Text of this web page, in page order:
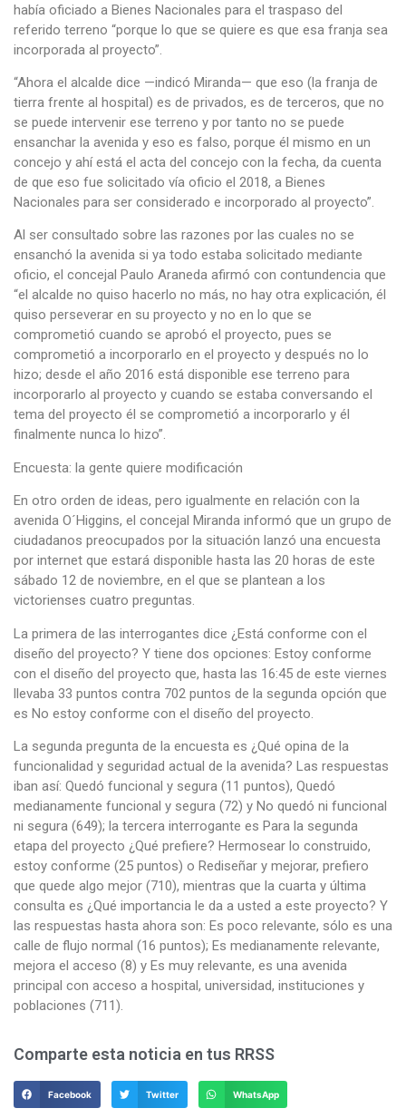
había oficiado a Bienes Nacionales para el traspaso del
referido terreno “porque lo que se quiere es que esa franja sea
incorporada al proyecto”.
“Ahora el alcalde dice —indicó Miranda— que eso (la franja de
tierra frente al hospital) es de privados, es de terceros, que no
se puede intervenir ese terreno y por tanto no se puede
ensanchar la avenida y eso es falso, porque él mismo en un
concejo y ahí está el acta del concejo con la fecha, da cuenta
de que eso fue solicitado vía oficio el 2018, a Bienes
Nacionales para ser considerado e incorporado al proyecto”.
Al ser consultado sobre las razones por las cuales no se
ensanchó la avenida si ya todo estaba solicitado mediante
oficio, el concejal Paulo Araneda afirmó con contundencia que
“el alcalde no quiso hacerlo no más, no hay otra explicación, él
quiso perseverar en su proyecto y no en lo que se
comprometió cuando se aprobó el proyecto, pues se
comprometió a incorporarlo en el proyecto y después no lo
hizo; desde el año 2016 está disponible ese terreno para
incorporarlo al proyecto y cuando se estaba conversando el
tema del proyecto él se comprometió a incorporarlo y él
finalmente nunca lo hizo”.
Encuesta: la gente quiere modificación
En otro orden de ideas, pero igualmente en relación con la
avenida O´Higgins, el concejal Miranda informó que un grupo de
ciudadanos preocupados por la situación lanzó una encuesta
por internet que estará disponible hasta las 20 horas de este
sábado 12 de noviembre, en el que se plantean a los
victorienses cuatro preguntas.
La primera de las interrogantes dice ¿Está conforme con el
diseño del proyecto? Y tiene dos opciones: Estoy conforme
con el diseño del proyecto que, hasta las 16:45 de este viernes
llevaba 33 puntos contra 702 puntos de la segunda opción que
es No estoy conforme con el diseño del proyecto.
La segunda pregunta de la encuesta es ¿Qué opina de la
funcionalidad y seguridad actual de la avenida? Las respuestas
iban así: Quedó funcional y segura (11 puntos), Quedó
medianamente funcional y segura (72) y No quedó ni funcional
ni segura (649); la tercera interrogante es Para la segunda
etapa del proyecto ¿Qué prefiere? Hermosear lo construido,
estoy conforme (25 puntos) o Rediseñar y mejorar, prefiero
que quede algo mejor (710), mientras que la cuarta y última
consulta es ¿Qué importancia le da a usted a este proyecto? Y
las respuestas hasta ahora son: Es poco relevante, sólo es una
calle de flujo normal (16 puntos); Es medianamente relevante,
mejora el acceso (8) y Es muy relevante, es una avenida
principal con acceso a hospital, universidad, instituciones y
poblaciones (711).
Comparte esta noticia en tus RRSS
Facebook Twitter WhatsApp